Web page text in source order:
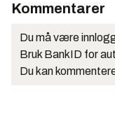
Kommentarer
Du må være
Bruk BankID for
Du kan